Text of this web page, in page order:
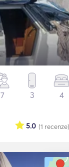
7 3 4
(1 recenze)
5.0